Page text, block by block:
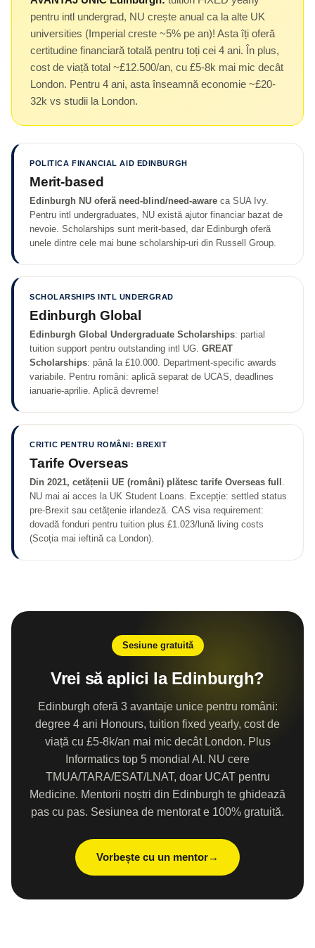
pentru intl undergrad, NU crește anual ca la alte UK
universities (Imperial creste ~5% pe an)! Asta îți oferă
certitudine financiară totală pentru toți cei 4 ani. În plus,
cost de viață total ~£12.500/an, cu £5-8k mai mic decât
London. Pentru 4 ani, asta înseamnă economie ~£20-
32k vs studii la London.
POLITICA FINANCIAL AID EDINBURGH
Merit-based
Edinburgh NU oferă need-blind/need-aware ca SUA Ivy.
Pentru intl undergraduates, NU există ajutor financiar bazat de
nevoie. Scholarships sunt merit-based, dar Edinburgh oferă
unele dintre cele mai bune scholarship-uri din Russell Group.
SCHOLARSHIPS INTL UNDERGRAD
Edinburgh Global
Edinburgh Global Undergraduate Scholarships: partial
tuition support pentru outstanding intl UG. GREAT
Scholarships: până la £10.000. Department-specific awards
variabile. Pentru români: aplică separat de UCAS, deadlines
ianuarie-aprilie. Aplică devreme!
CRITIC PENTRU ROMÂNI: BREXIT
Tarife Overseas
Din 2021, cetățenii UE (români) plătesc tarife Overseas full .
NU mai ai acces la UK Student Loans. Excepție: settled status
pre-Brexit sau cetățenie irlandeză. CAS visa requirement:
dovadă fonduri pentru tuition plus £1.023/lună living costs
(Scoția mai ieftină ca London).
Sesiune gratuită
Vrei să aplici la Edinburgh?
Edinburgh oferă 3 avantaje unice pentru români:
degree 4 ani Honours, tuition fixed yearly, cost de
viață cu £5-8k/an mai mic decât London. Plus
Informatics top 5 mondial AI. NU cere
TMUA/TARA/ESAT/LNAT, doar UCAT pentru
Medicine. Mentorii noștri din Edinburgh te ghidează
pas cu pas. Sesiunea de mentorat e 100% gratuită.
Vorbește cu un mentor